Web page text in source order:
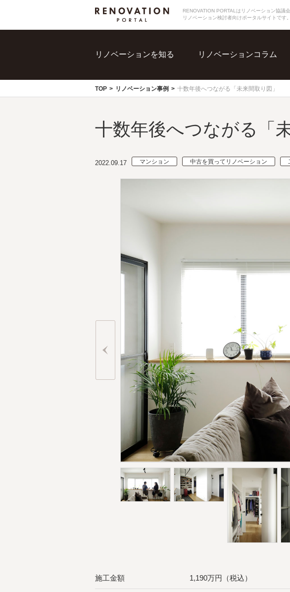
RENOVATION PORTALはリノベーション協議
リノベーション検討者向けポータルサイトです。
リノベーションを知る リノベーションコラム
TOP リノベーション事例 十数年後へつながる「未来間取り図」
十数年後へつながる「
2022.09.17 マンション 中古を買ってリノベーション
施工金額 1,190万円（税込）